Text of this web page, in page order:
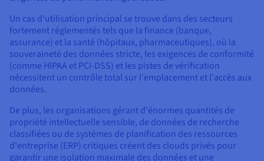
Un cas d'utilisation principal se trouve dans des secteurs
fortement réglementés tels que la finance (banque,
assurance) et la santé (hôpitaux, pharmaceutiques), où la
souveraineté des données stricte, les exigences de conformité
(comme HIPAA et PCI-DSS) et les pistes de vérification
nécessitent un contrôle total sur l'emplacement et l'accès aux
données.
De plus, les organisations gérant d'énormes quantités de
propriété intellectuelle sensible, de données de recherche
classifiées ou de systèmes de planification des ressources
d'entreprise (ERP) critiques créent des clouds privés pour
garantir une isolation maximale des données et une